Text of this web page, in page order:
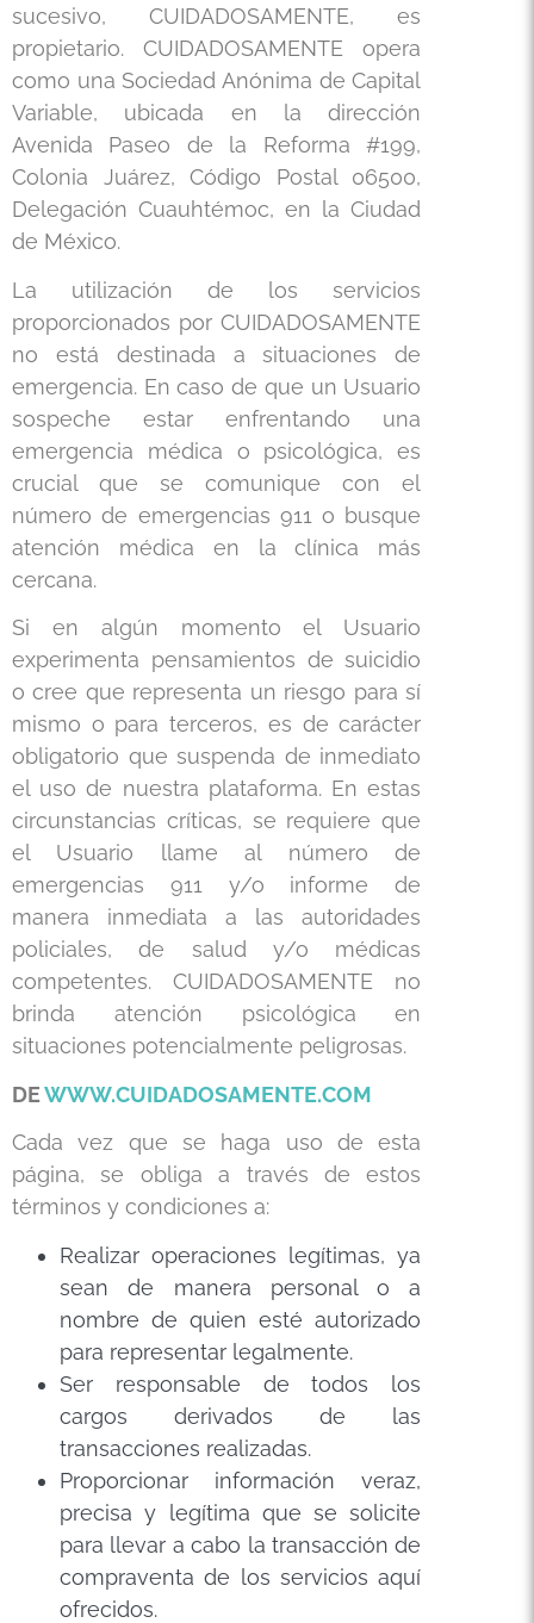
sucesivo, CUIDADOSAMENTE, es
propietario.CUIDADOSAMENTE opera
como una Sociedad Anónima de Capital
Variable, ubicada en la dirección
Avenida Paseo de la Reforma #199,
Colonia Juárez, Código Postal 06500,
Delegación Cuauhtémoc, en la Ciudad
de México.
La utilización de los servicios
proporcionados por CUIDADOSAMENTE
no está destinada a situaciones de
emergencia. En caso de que un Usuario
sospeche estar enfrentando una
emergencia médica o psicológica, es
crucial que se comunique con el
número de emergencias 911 o busque
atención médica en la clínica más
cercana.
Si en algún momento el Usuario
experimenta pensamientos de suicidio
o cree que representa un riesgo para sí
mismo o para terceros, es de carácter
obligatorio que suspenda de inmediato
el uso de nuestra plataforma. En estas
circunstancias críticas, se requiere que
el Usuario llame al número de
emergencias 911 y/o informe de
manera inmediata a las autoridades
policiales, de salud y/o médicas
competentes. CUIDADOSAMENTE no
brinda atención psicológica en
situaciones potencialmente peligrosas.
DEWWW.CUIDADOSAMENTE.COM
Cada vez que se haga uso de esta
página, se obliga a través de estos
términos y condiciones a:
Realizar operaciones legítimas, ya
sean de manera personal o a
nombre de quien esté autorizado
para representar legalmente.
Ser responsable de todos los
cargos derivados de las
transacciones realizadas.
Proporcionar información veraz,
precisa y legítima que se solicite
para llevar a cabo la transacción de
compraventa de los servicios aquí
ofrecidos.